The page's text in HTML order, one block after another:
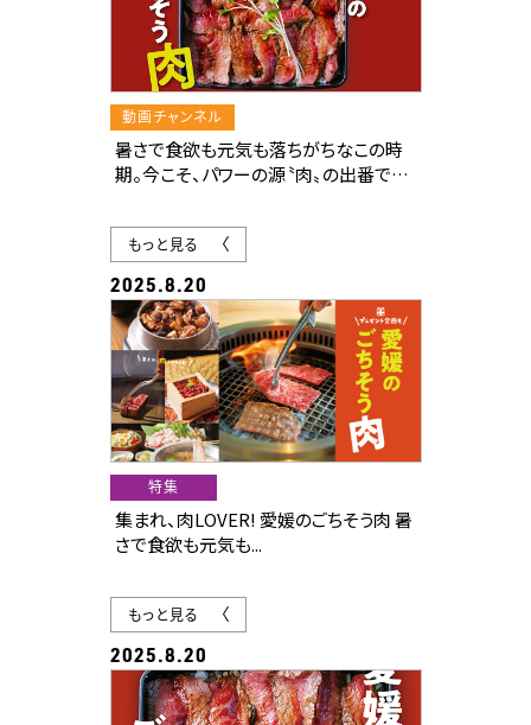
動画チャンネル
暑さで食欲も元気も落ちがちなこの時
期。今こそ、パワーの源〝肉〟の出番です。
ニューまで盛りだくさん。
さらに今回は、もう一歩踏み込んで、愛
媛が誇るブランド肉にもフォーカス。
お肉の豪華プレゼントもご用意しまし
た！
美味しい“肉”が、あなたの夏バテ気分を
吹き飛ばします！
その他、愛媛の建築のプロが手掛ける
住宅や商業施設もご紹介。
もっと見る
2025.8.20
特集
集まれ、肉LOVER! 愛媛のごちそう肉 暑
さで食欲も元気も...
もっと見る
2025.8.20